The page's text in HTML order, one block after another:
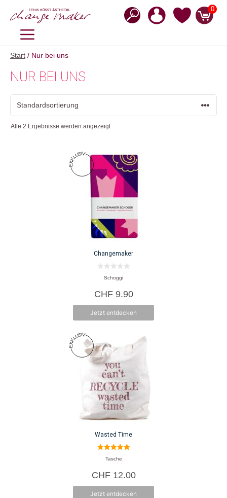
Inhalt
0
MENÜ
Start / Nur bei uns
NUR BEI UNS
Alle 2 Ergebnisse werden angezeigt
Changemaker
n
5
Schoggi
CHF9.90
Jetzt entdecken
Wasted Time
5.00
von 5
Tasche
CHF12.00
Jetzt entdecken